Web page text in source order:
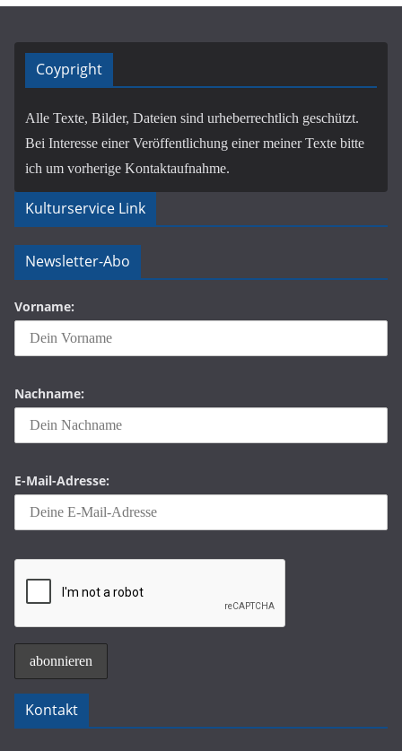
Coypright
Alle Texte, Bilder, Dateien sind urheberrechtlich geschützt.
Bei Interesse einer Veröffentlichung einer meiner Texte bitte
ich um vorherige Kontaktaufnahme.
Kulturservice Link
Newsletter-Abo
Vorname:
Nachname:
E-Mail-Adresse:
Kontakt